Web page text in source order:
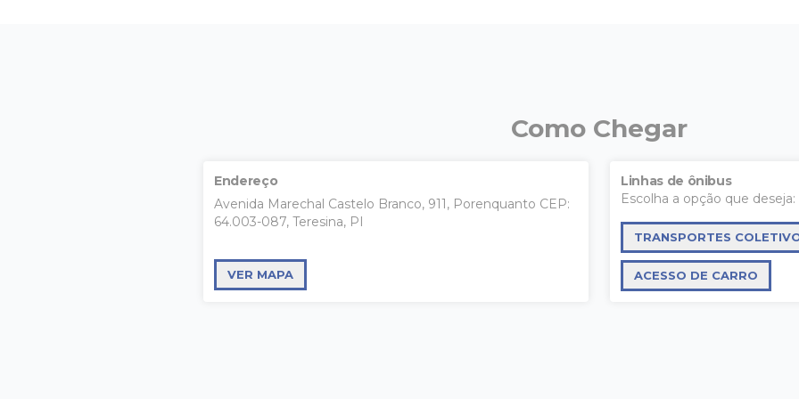
Como Chegar
Endereço
Avenida Marechal Castelo Branco, 911, Porenquanto CEP:
64.003-087, Teresina, PI
VER MAPA
Linhas de ônibus
Escolha a opção que deseja:
TRANSPORTES
ACESSO DE CARRO